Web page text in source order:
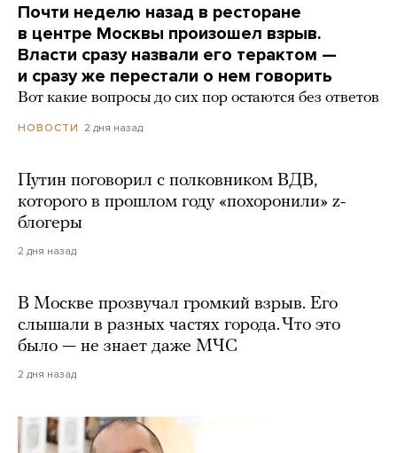
Почти неделю назад в ресторане
в центре Москвы произошел взрыв.
Власти сразу назвали его терактом —
и сразу же перестали о нем говорить
Вот какие вопросы до сих пор остаются без ответов
НОВОСТИ 2 дня назад
Путин поговорил с полковником ВДВ,
которого в прошлом году «похоронили» z-
блогеры
2 дня назад
В Москве прозвучал громкий взрыв. Его
слышали в разных частях города. Что это
было — не знает даже МЧС
2 дня назад